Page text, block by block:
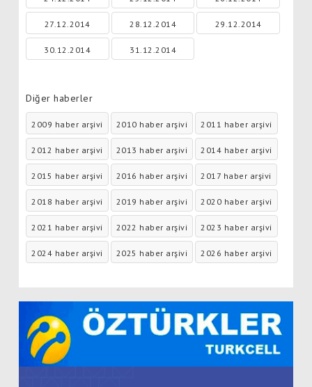
27.12.2014 28.12.2014 29.12.2014
30.12.2014 31.12.2014
Diğer haberler
2009 haber arşivi 2010 haber arşivi 2011 haber arşivi
2012 haber arşivi 2013 haber arşivi 2014 haber arşivi
2015 haber arşivi 2016 haber arşivi 2017 haber arşivi
2018 haber arşivi 2019 haber arşivi 2020 haber arşivi
2021 haber arşivi 2022 haber arşivi 2023 haber arşivi
2024 haber arşivi 2025 haber arşivi 2026 haber arşivi